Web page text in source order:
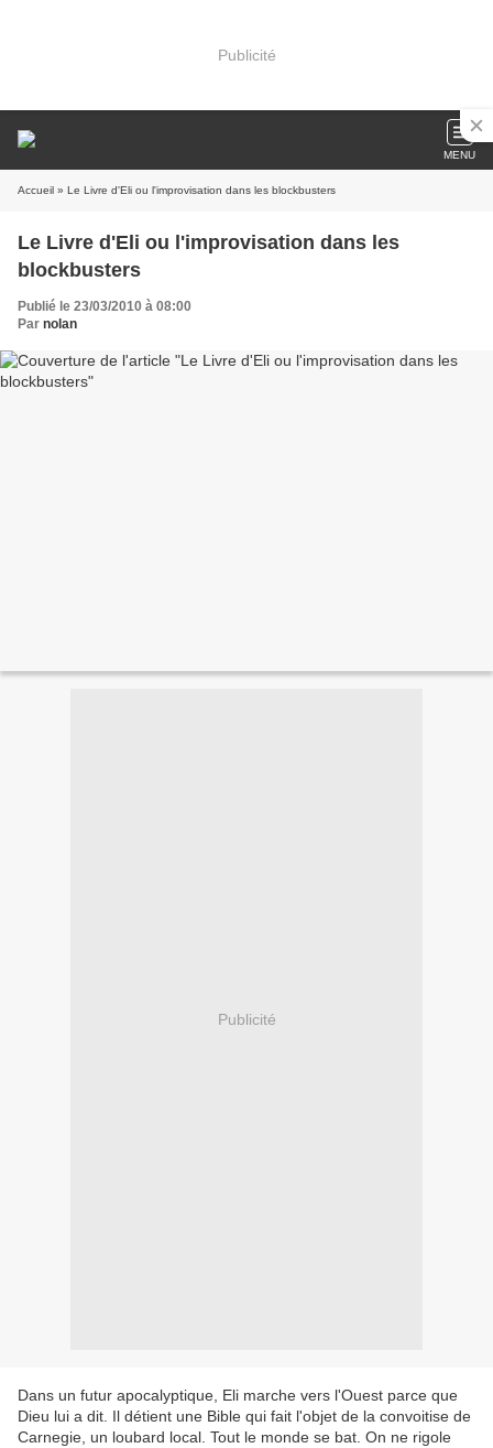
Publicité
MENU
Accueil » Le Livre d'Eli ou l'improvisation dans les blockbusters
Le Livre d'Eli ou l'improvisation dans les
blockbusters
Publié le 23/03/2010 à 08:00
Par nolan
Publicité
Dans un futur apocalyptique, Eli marche vers l'Ouest parce que
Dieu lui a dit. Il détient une Bible qui fait l'objet de la convoitise de
Carnegie, un loubard local. Tout le monde se bat. On ne rigole